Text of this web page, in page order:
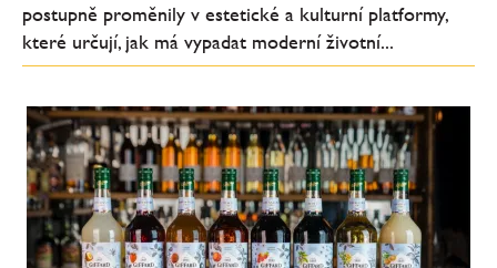
postupně proměnily v estetické a kulturní platformy,
které určují, jak má vypadat moderní životní...